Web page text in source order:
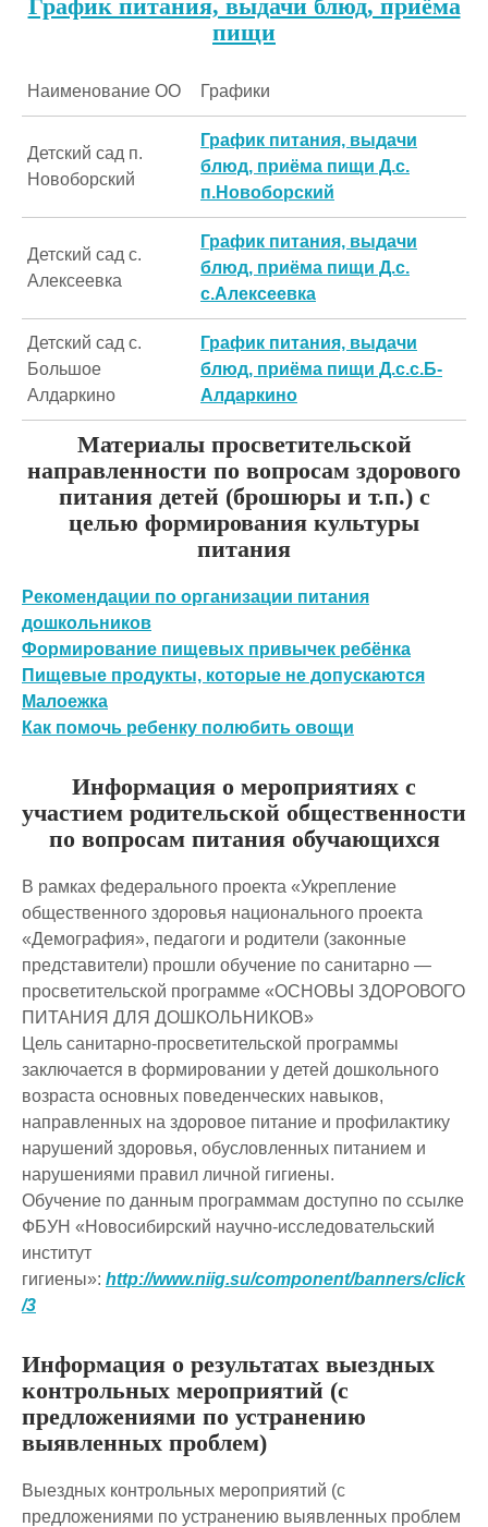
График питания, выдачи блюд, приёма
пищи
Наименование ОО Графики
Детский сад п.
Новоборский
График питания, выдачи
блюд, приёма пищи Д.с.
п.Новоборский
Детский сад с.
Алексеевка
График питания, выдачи
блюд, приёма пищи Д.с.
с.Алексеевка
Детский сад с.
Большое
Алдаркино
График питания, выдачи
блюд, приёма пищи Д.с.с.Б-
Алдаркино
Материалы просветительской
направленности по вопросам здорового
питания детей (брошюры и т.п.) с
целью формирования культуры
питания
Рекомендации по организации питания
дошкольников
Формирование пищевых привычек ребёнка
Пищевые продукты, которые не допускаются
Малоежка
Как помочь ребенку полюбить овощи
Информация о мероприятиях с
участием родительской общественности
по вопросам питания обучающихся
В рамках федерального проекта «Укрепление
общественного здоровья национального проекта
«Демография», педагоги и родители (законные
представители) прошли обучение по санитарно —
просветительской программе «ОСНОВЫ ЗДОРОВОГО
ПИТАНИЯ ДЛЯ ДОШКОЛЬНИКОВ»
Цель санитарно-просветительской программы
заключается в формировании у детей дошкольного
возраста основных поведенческих навыков,
направленных на здоровое питание и профилактику
нарушений здоровья, обусловленных питанием и
нарушениями правил личной гигиены.
Обучение по данным программам доступно по ссылке
ФБУН «Новосибирский научно-исследовательский
институт
гигиены»: http://www.niig.su/component/banners/click
/3
Информация о результатах выездных
контрольных мероприятий (с
предложениями по устранению
выявленных проблем)
Выездных контрольных мероприятий (с
предложениями по устранению выявленных проблем